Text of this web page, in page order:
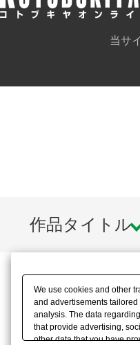
当サ
作品タイトル
We use cookies and other
and advertisements
analysis. The data
that provide advertising,
other data that you have